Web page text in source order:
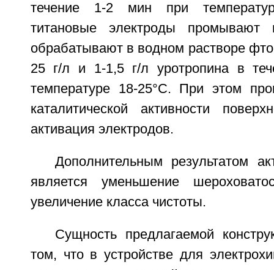
течение 1-2 мин при
титановые электроды
обрабатывают в водном растворе
25 г/л и 1-1,5 г/л уротропина в
температуре 18-25°C. При этом
каталитической активности
активация электродов.
Дополнительным результатом
является уменьшение
увеличение класса чистоты.
Сущность предлагаемой
том, что в устройстве для